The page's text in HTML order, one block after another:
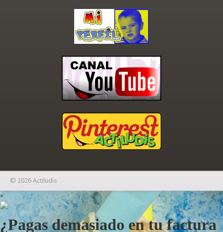
© 2026 Actiludis
×
¿Pagas demasiado en tu factura